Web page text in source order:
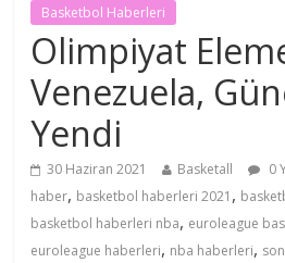
Basketbol Haberleri
Olimpiyat
Venezuela,
Yendi
30 Haziran 2021 Basketall 0
haber, basketbol haberleri 2021 ,
basketbol haberleri nba, euroleague
euroleague haberleri, nba haberleri,